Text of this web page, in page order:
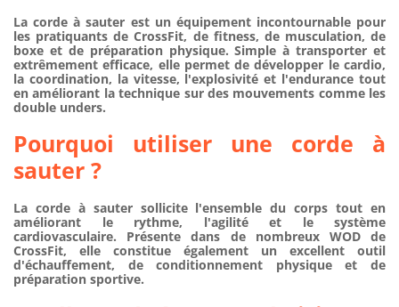
Lacorde à sauter est un équipementincontournable pour
les pratiquants deCrossFit, de fitness, de musculation, de
boxe et de préparation physique. Simple à transporter et
extrêmement efficace, elle permet de développer le cardio,
la coordination, la vitesse, l'explosivité et l'endurance tout
en améliorant la technique sur des mouvements comme les
double unders.
Pourquoi utiliser une corde à
sauter ?
La corde à sauter sollicite l'ensemble du corps tout en
améliorant le rythme, l'agilité et le système
cardiovasculaire. Présente dans de nombreux WOD de
CrossFit, elle constitue également un excellent outil
d'échauffement, de conditionnement physique et de
préparation sportive.